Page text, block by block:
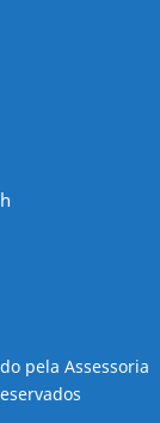
pela Assessoria